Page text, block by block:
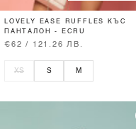
LOVELY EASE RUFFLES КЪС
ПАНТАЛОН - ECRU
€62 / 121.26 ЛВ.
XS S M